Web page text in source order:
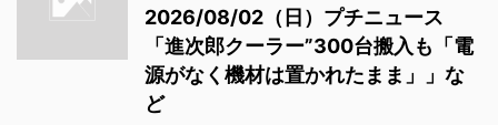
2026/08/02（日）プチニュース
「進次郎クーラー”300台搬入も「電
源がなく機材は置かれたまま」」な
ど